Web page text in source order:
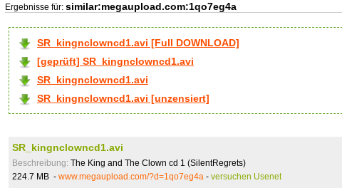
Ergebnisse für: similar:megaupload.com:1qo7eg4a
SR_kingnclowncd1.avi [Full DOWNLOAD]
[geprüft] SR_kingnclowncd1.avi
SR_kingnclowncd1.avi
SR_kingnclowncd1.avi [unzensiert]
SR_kingnclowncd1.avi
Beschreibung: The King and The Clown cd 1 (SilentRegrets)
224.7 MB - www.megaupload.com/?d=1qo7eg4a - versuchen Usenet